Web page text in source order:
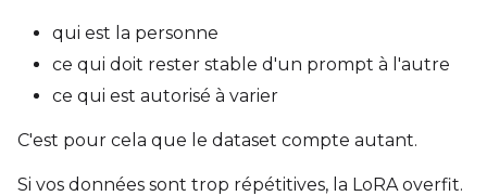
Other
Toggle
VALIDATION
qui est la personne
ce qui doit rester stable d'un prompt à l'autre
ce qui est autorisé à varier
C'est pour cela que le dataset compte autant.
Si vos données sont trop répétitives, la LoRA overfit.